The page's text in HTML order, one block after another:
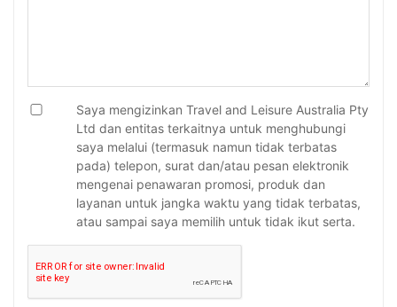
Saya mengizinkan Travel and Leisure Australia Pty
Ltd dan entitas terkaitnya untuk menghubungi
saya melalui (termasuk namun tidak terbatas
pada) telepon, surat dan/atau pesan elektronik
mengenai penawaran promosi, produk dan
layanan untuk jangka waktu yang tidak terbatas,
atau sampai saya memilih untuk tidak ikut serta.